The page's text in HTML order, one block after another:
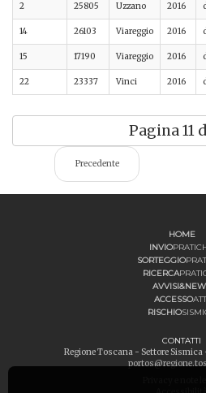
2 25805 Uzzano 2016
14 26103 Viareggio 2016
15 17190 Viareggio 2016
22 23337 Vinci 2016
Pagina 11
Precedente
HOME
INVIO
SORTEGGIO
RICERCA
ACCESSO
RISCHIO
CONTATTI
Regione Toscana - Settore Sismica